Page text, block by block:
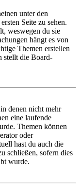
unter den
Seite zu sehen.
weswegen du sie
hängt es von
Themen erstellen
stellt die Board-
denen nicht mehr
eine laufende
Themen können
oder
hast du auch die
schließen, sofern dies
wurde.